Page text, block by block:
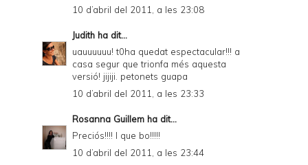
10 d’abril del 2011, a les 23:08
Judith ha dit...
uauuuuuu! t0ha quedat espectacular!!! a
casa segur que trionfa més aquesta
versió! jijiji. petonets guapa
10 d’abril del 2011, a les 23:33
Rosanna Guillem ha dit...
Preciós!!!! I que bo!!!!!
10 d’abril del 2011, a les 23:44